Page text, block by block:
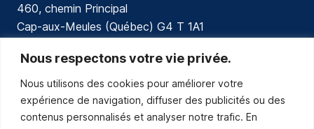
Nous respectons votre vie privée.
Nous utilisons des cookies pour améliorer votre
expérience de navigation, diffuser des publicités ou des
contenus personnalisés et analyser notre trafic. En
460, chemin Principal
Cap-aux-Meules (Québec) G4 T 1A1
communications@muniles.ca
418 986-3100
Composez le 1 en tout temps pour toutes urgences.
Abonnez-vous